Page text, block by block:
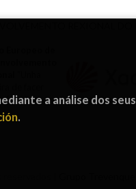
a análise dos seus
.